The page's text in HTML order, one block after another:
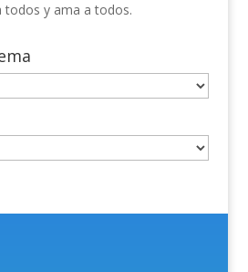
todos y ama a todos.